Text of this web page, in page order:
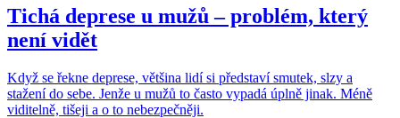
Tichá deprese u mužů – problém, který
není vidět
Když se řekne deprese, většina lidí si představí smutek, slzy a
stažení do sebe. Jenže u mužů to často vypadá úplně jinak. Méně
viditelně, tišeji a o to nebezpečněji.